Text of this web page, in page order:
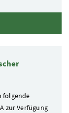
folgende
zur Verfügung